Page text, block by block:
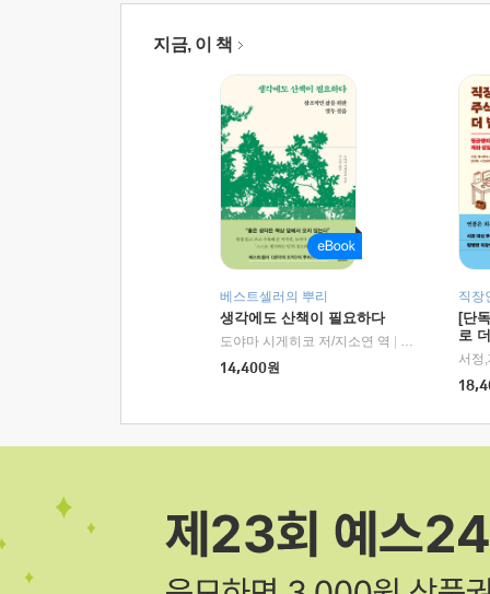
지금, 이 책
베스트셀러의 뿌리
생각에도 산책이 필요하다
도야마 시게히코 저/지소연 역
알에이치코리
14,400원
직장
[단
로